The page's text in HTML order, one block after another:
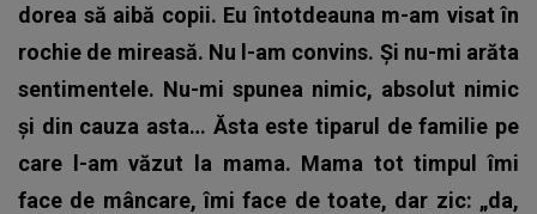
dorea să aibă copii. Eu întotdeauna m-am visat în
rochie de mireasă. Nu l-am convins. Și nu-mi arăta
sentimentele. Nu-mi spunea nimic, absolut nimic
și din cauza asta… Ăsta este tiparul de familie pe
care l-am văzut la mama. Mama tot timpul îmi
face de mâncare, îmi face de toate, dar zic: „da,